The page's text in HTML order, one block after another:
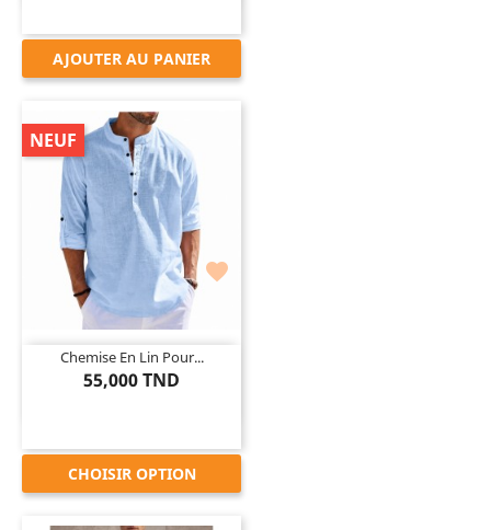
AJOUTER AU PANIER

Chemise En Lin Pour...
55,000 TND
NEUF
CHOISIR OPTION